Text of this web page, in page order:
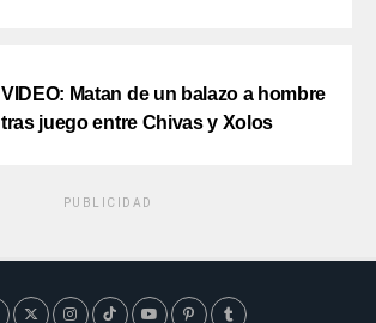
VIDEO: Matan de un balazo a hombre
tras juego entre Chivas y Xolos
PUBLICIDAD